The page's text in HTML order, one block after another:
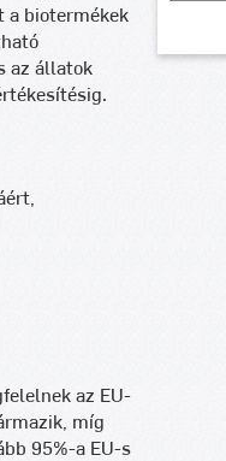
a biotermékek
az állatok
az EU-
míg
95%-a EU-s